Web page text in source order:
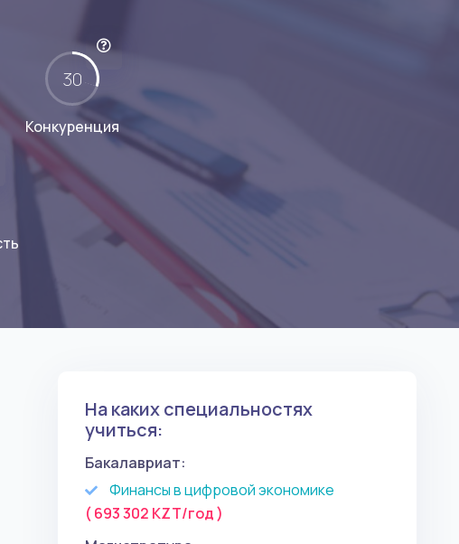
30
Конкуренция
На каких специальностях
учиться:
Бакалавриат:
Финансы в цифровой экономике
( 693 302 KZT/год )